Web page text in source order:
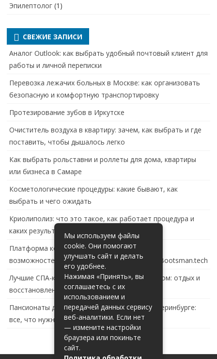
Эпилептолог (1)
СВЕЖИЕ ЗАПИСИ
Аналог Outlook: как выбрать удобный почтовый клиент для
работы и личной переписки
Перевозка лежачих больных в Москве: как организовать
безопасную и комфортную транспортировку
Протезирование зубов в Иркутске
Очиститель воздуха в квартиру: зачем, как выбрать и где
поставить, чтобы дышалось легко
Как выбрать рольставни и роллеты для дома, квартиры
или бизнеса в Самаре
Косметологические процедуры: какие бывают, как
выбрать и чего ожидать
Криолиполиз: что это такое, как работает процедура и
каких результатов ждать
Платформа контейнеризации в России: обзор
возможностей и перспектив развития сайта Bootsman.tech
Лучшие СПА-комплексы в Тольятти с бассейном: отдых и
восстановление за городом
Пансионаты для пожилых с деменцией в Екатеринбурге:
все, что нужно знать
Мы используем файлы
cookie. Они помогают
улучшать сайт и делать
его удобнее.
Нажимая «Принять», вы
соглашаетесь с их
использованием и
передачей данных сервису
веб-аналитики. Если нет
— измените настройки
браузера или покиньте
сайт.